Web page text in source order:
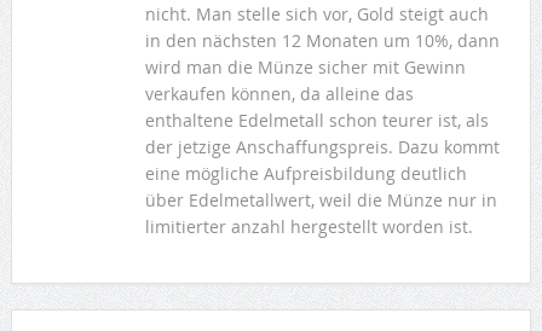
nicht. Man stelle sich vor, Gold steigt auch
in den nächsten 12 Monaten um 10%, dann
wird man die Münze sicher mit Gewinn
verkaufen können, da alleine das
enthaltene Edelmetall schon teurer ist, als
der jetzige Anschaffungspreis. Dazu kommt
eine mögliche Aufpreisbildung deutlich
über Edelmetallwert, weil die Münze nur in
limitierter anzahl hergestellt worden ist.